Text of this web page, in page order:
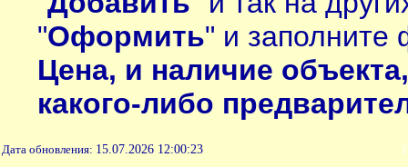
"Оформить" и заполните
Цена, и наличие
какого-либо
Дата обновления: 15.07.2026 12:00:23